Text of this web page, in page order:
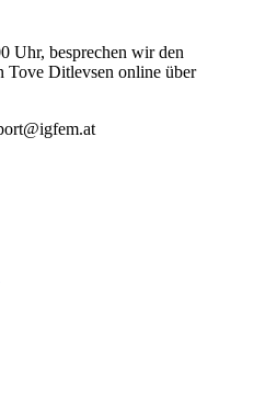
Uhr, besprechen wir den
Tove Ditlevsen online über